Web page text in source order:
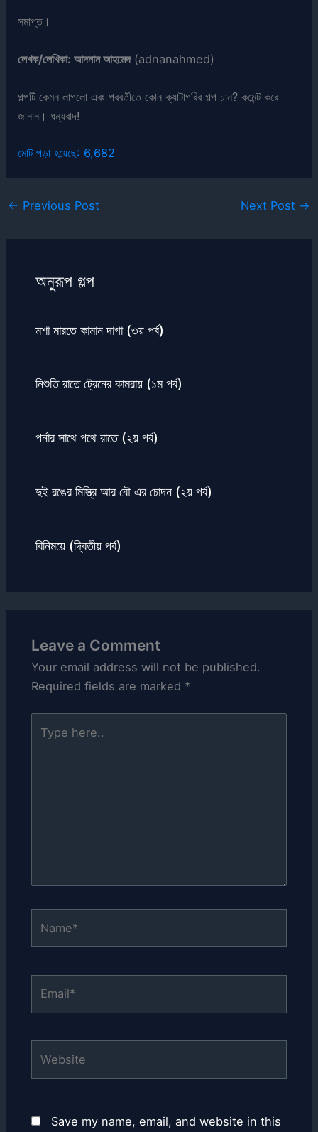
সমাপ্ত।
লেখক/লেখিকা: আদনান আহমেদ(adnanahmed)
গল্পটি কেমন লাগলো এবং পরবর্তীতে কোন ক্যাটাগরির গল্প চান? কমেন্ট করে
জানান। ধন্যবাদ!
মোট পড়া হয়েছে: 6,682
← Previous Post Next Post →
অনুরূপ গল্প
মশা মারতে কামান দাগা (৩য় পর্ব)
নিশুতি রাতে ট্রেনের কামরায় (১ম পর্ব)
পর্নার সাথে পথে রাতে (২য় পর্ব)
দুই রঙের মিস্ত্রি আর বৌ এর চোদন (২য় পর্ব)
বিনিময়ে (দ্বিতীয় পর্ব)
Leave a Comment
Your email address will not be published.
Required fields are marked *
here..
Save my name, email, and website in this